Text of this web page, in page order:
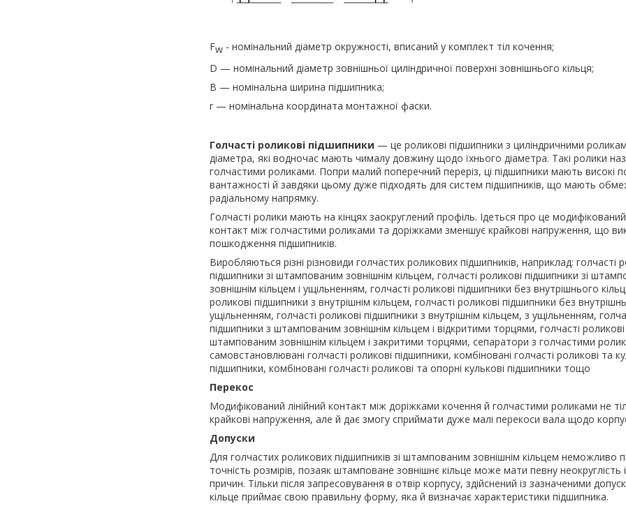
Fw - номінальний діаметр окружності, вписаний у комплект тіл кочення;
D — номінальний діаметр зовнішньої циліндричної поверхні зовнішнього кільця;
B — номінальна ширина підшипника;
r — номінальна координата монтажної фаски.
Голчасті роликові підшипники — це роликові підшипники з циліндричними
діаметра, які водночас мають чималу довжину щодо їхнього діаметра. Такі ролики
голчастими роликами. Попри малий поперечний переріз, ці підшипники мають високі
вантажності й завдяки цьому дуже підходять для систем підшипників, що мають
радіальному напрямку.
Голчасті ролики мають на кінцях заокруглений профіль. Ідеться про це модифікований
контакт між голчастими роликами та доріжками зменшує крайкові напруження, що
пошкодження підшипників.
Виробляються різні різновиди голчастих роликових підшипників, наприклад: голчасті
підшипники зі штампованим зовнішнім кільцем, голчасті роликові підшипники зі
зовнішнім кільцем і ущільненням, голчасті роликові підшипники без внутрішнього
роликові підшипники з внутрішнім кільцем, голчасті роликові підшипники без
ущільненням, голчасті роликові підшипники з внутрішнім кільцем, з ущільненням,
підшипники з штампованим зовнішнім кільцем і відкритими торцями, голчасті роликові
штампованим зовнішнім кільцем і закритими торцями, сепаратори з голчастими
самовстановлювані голчасті роликові підшипники, комбіновані голчасті роликові та
підшипники, комбіновані голчасті роликові та опорні кулькові підшипники тощо
Перекос
Модифікований лінійний контакт між доріжками кочення й голчастими роликами не
крайкові напруження, але й дає змогу сприймати дуже малі перекоси вала щодо
Допуски
Для голчастих роликових підшипників зі штампованим зовнішнім кільцем неможливо
точність розмірів, позаяк штамповане зовнішнє кільце може мати певну неокруглість
причин. Тільки після запресовування в отвір корпусу, здійснений із зазначеними
кільце приймає свою правильну форму, яка й визначає характеристики підшипника.